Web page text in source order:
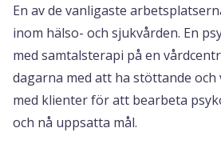
En av de vanligaste
inom hälso- och sjukvården. En
med samtalsterapi på en
dagarna med att ha stöttande och
med klienter för att bearbeta
och nå uppsatta mål.